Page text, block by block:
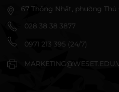
67 Thống Nhất, phường Thủ
028 38 38 3877
0971 213 395 (24/7)